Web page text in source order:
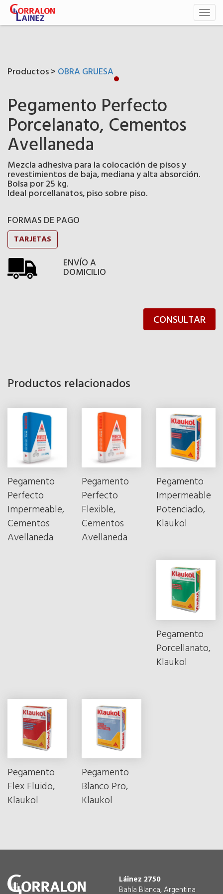
Productos > OBRA GRUESA
Pegamento Perfecto
Porcelanato, Cementos
Avellaneda
Mezcla adhesiva para la colocación de pisos y
revestimientos de baja, mediana y alta absorción.
Bolsa por 25 kg.
Ideal porcellanatos, piso sobre piso.
FORMAS DE PAGO
TARJETAS
ENVÍO A
DOMICILIO
CONSULTAR
Productos relacionados
Pegamento
Perfecto
Impermeable,
Cementos
Avellaneda
Pegamento
Perfecto
Flexible,
Cementos
Avellaneda
Pegamento
Impermeable
Potenciado,
Klaukol
Pegamento
Porcellanato,
Klaukol
Pegamento
Flex Fluido,
Klaukol
Pegamento
Blanco Pro,
Klaukol
Láinez 2750
Bahía Blanca, Argentina